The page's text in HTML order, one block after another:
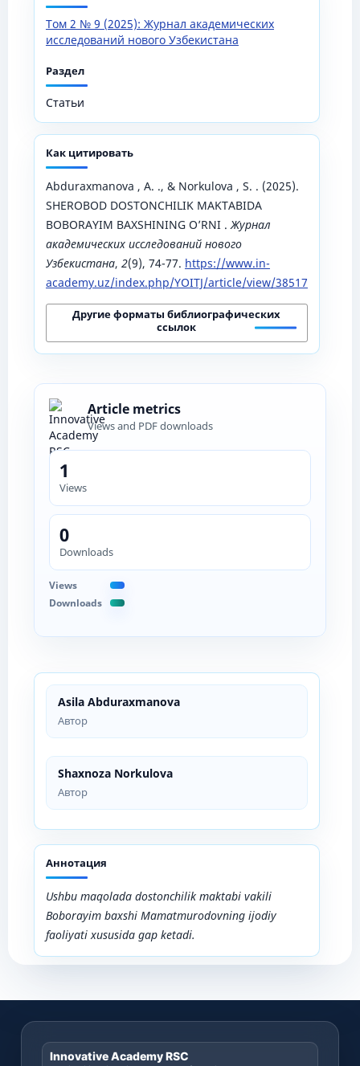
Asila Abduraxmanova
Автор
Shaxnoza Norkulova
Автор
Аннотация
Ushbu maqolada dostonchilik maktabi vakili
Boborayim baxshi Mamatmurodovning ijodiy
faoliyati xususida gap ketadi.
Том 2 № 9 (2025): Журнал академических
исследований нового Узбекистана
Раздел
Статьи
Как цитировать
Abduraxmanova , A. ., & Norkulova , S. . (2025).
SHEROBOD DOSTONCHILIK MAKTABIDA
BOBORAYIM BAXSHINING O’RNI .Журнал
академических исследований нового
Узбекистана, 2(9), 74-77. https://www.in-
academy.uz/index.php/YOITJ/article/view/38517
Другие форматы библиографических
ссылок
Article metrics
Views and PDF downloads
1
Views
0
Downloads
Views
Downloads
Innovative Academy RSC